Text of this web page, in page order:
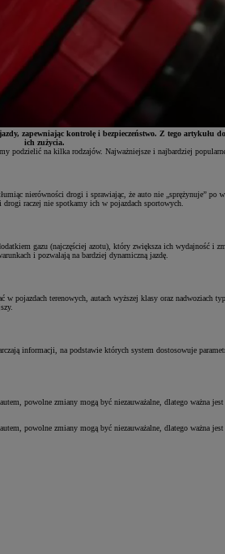
zapewniając kontrolę i bezpieczeństwo. Z tego artykułu
ich zużycia.
podzielić na kilka rodzajów. Najważniejsze i najbardziej
nierówności drogi i sprawiając, że auto nie „sprężynuje” po
raczej nie spotkamy ich w pojazdach sportowych.
gazu (najczęściej azotu), który zwiększa ich wydajność
i pozwalają na bardziej dynamiczną jazdę.
pojazdach terenowych, autach wyższej klasy oraz
informacji, na podstawie których system dostosowuje
powolne zmiany mogą być niezauważalne, dlatego ważna
powolne zmiany mogą być niezauważalne, dlatego ważna